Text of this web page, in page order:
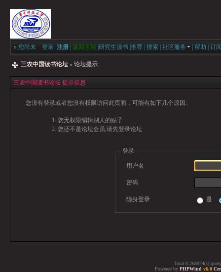
» 您尚未 登录 注册 返回主站 研究生读书 推荐 搜索 社区服务 帮助 订
三农中国读书论坛 » 论坛提示
三农中国读书论坛 提示信息
您没有登录或者您没有权限访问此页面，可能有如下几个原因:
您无权限编辑别人的贴子
您还不是论坛会员,请先登录论坛
登录
用户名
密码
隐身登录 是
Total 0.268974(s)
Powered by PHPWind v6.0